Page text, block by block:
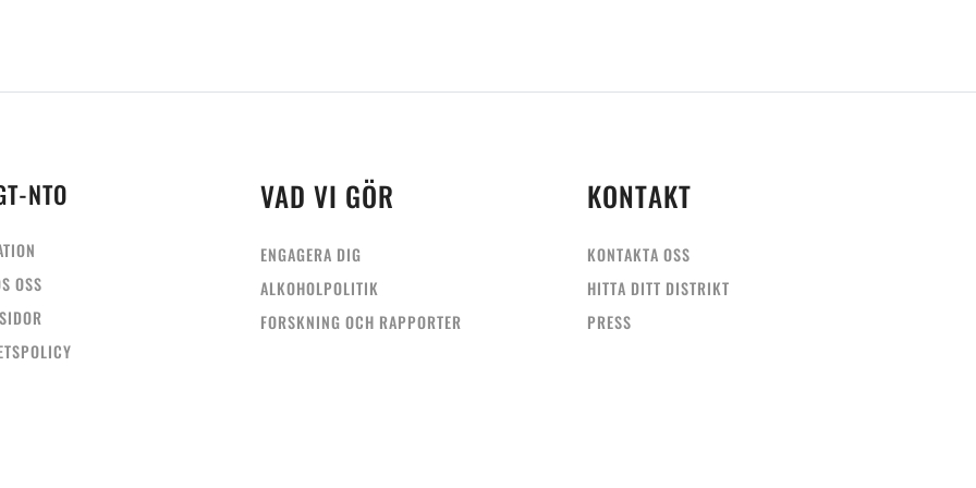
NTO
OSS
VAD VI GÖR
ENGAGERA DIG
ALKOHOLPOLITIK
FORSKNING OCH RAPPORTER
KONTAKT
KONTAKTA OSS
HITTA DITT DISTRIKT
PRESS